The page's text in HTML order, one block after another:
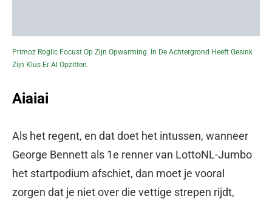
Primoz Roglic Focust Op Zijn Opwarming. In De Achtergrond Heeft Gesink
Zijn Klus Er Al Opzitten.
Aiaiai
Als het regent, en dat doet het intussen, wanneer
George Bennett als 1e renner van LottoNL-Jumbo
het startpodium afschiet, dan moet je vooral
zorgen dat je niet over die vettige strepen rijdt,